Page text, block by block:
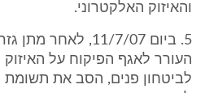
והאיזוק האלקטרוני.
5. ביום 11/7/07,
העורר לאגף הפיקוח על
לביטחון פנים, הסב את